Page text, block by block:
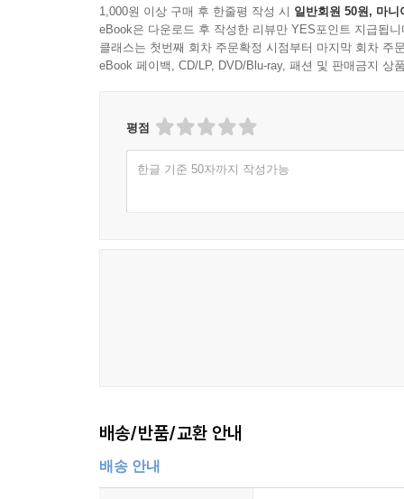
1,000원 이상 구매 후 한줄평 작성 시 일반회원 50원, 마니
eBook은 다운로드 후 작성한 리뷰만 YES포인트 지급됩니
클래스는 첫번째 회차 주문확정 시점부터 마지막 회차 주
eBook 페이백, CD/LP, DVD/Blu-ray, 패션 및 판매금지 상
평점
한글 기준 50자까지 작성가능
배송/반품/교환 안내
배송 안내